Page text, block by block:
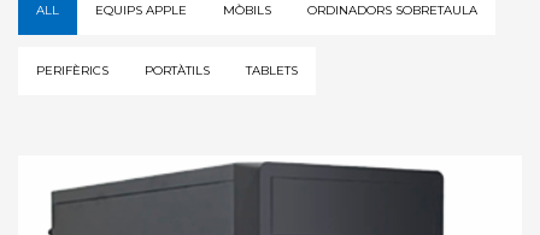
ALL EQUIPS APPLE MÒBILS ORDINADORS SOBRETAULA
PERIFÈRICS PORTÀTILS TABLETS